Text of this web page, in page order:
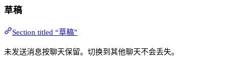
草稿
Section titled “草稿”
未发送消息按聊天保留。切换到其他聊天不会丢失。